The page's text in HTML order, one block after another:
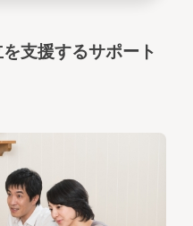
支援するサポート